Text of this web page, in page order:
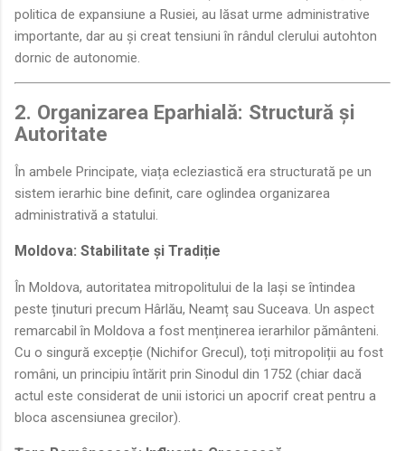
politica de expansiune a Rusiei, au lăsat urme administrative
importante, dar au și creat tensiuni în rândul clerului autohton
dornic de autonomie.
2. Organizarea Eparhială: Structură și
Autoritate
În ambele Principate, viața ecleziastică era structurată pe un
sistem ierarhic bine definit, care oglindea organizarea
administrativă a statului.
Moldova: Stabilitate și Tradiție
În Moldova, autoritatea mitropolitului de la Iași se întindea
peste ținuturi precum Hârlău, Neamț sau Suceava. Un aspect
remarcabil în Moldova a fost menținerea ierarhilor pământeni.
Cu o singură excepție (Nichifor Grecul), toți mitropoliții au fost
români, un principiu întărit prin Sinodul din 1752 (chiar dacă
actul este considerat de unii istorici un apocrif creat pentru a
bloca ascensiunea grecilor).